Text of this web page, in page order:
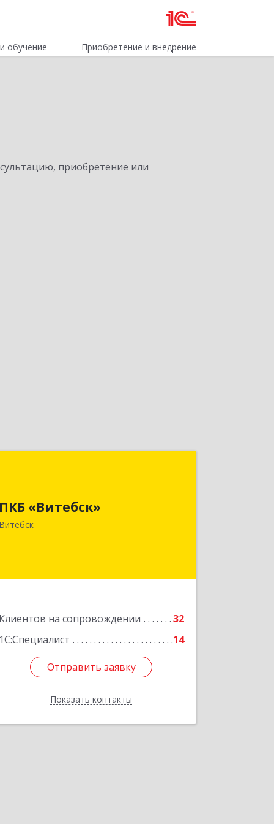
обучение Приобретение и внедрение
приобретение или
ПКБ «Витебск»
Витебск
Клиентов на сопровождении
32
1С:Специалист
14
Отправить заявку
Показать контакты
Республика Беларусь, 210026, г.
Витебск, ул. Замковая, д. 4-3, каб. 304
Отправить заявку
Назад